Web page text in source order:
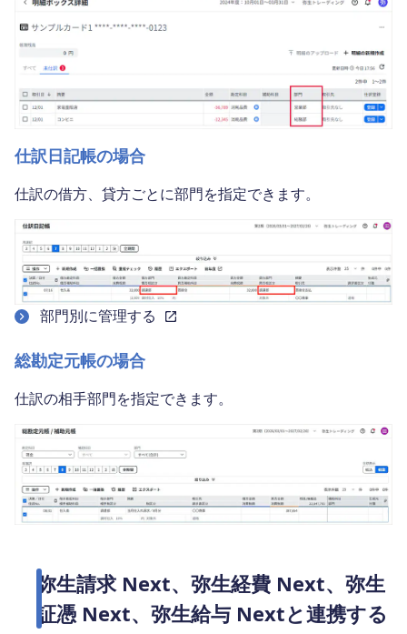
仕訳日記帳の場合
仕訳の借方、貸方ごとに部門を指定できます。
部門別に管理する
総勘定元帳の場合
仕訳の相手部門を指定できます。
弥生請求 Next、弥生経費 Next、弥生
証憑 Next、弥生給与 Nextと連携する